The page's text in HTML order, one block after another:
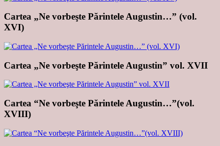
Cartea „Ne vorbeşte Părintele Augustin…” (vol.
XVI)
Cartea „Ne vorbeşte Părintele Augustin” vol. XVII
Cartea “Ne vorbeşte Părintele Augustin…”(vol.
XVIII)